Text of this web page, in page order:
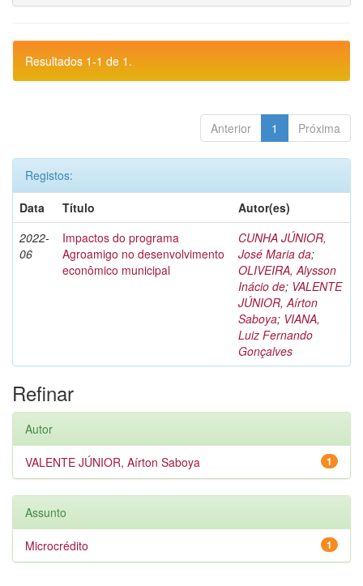
Resultados 1-1 de 1.
Anterior 1 Próxima
Registos:
Data
Título
Autor(es)
2022-
06
Impactos do programa
Agroamigo no desenvolvimento
econômico municipal
CUNHA JÚNIOR,
José Maria da;
OLIVEIRA, Alysson
Inácio de; VALENTE
JÚNIOR, Aírton
Saboya; VIANA,
Luiz Fernando
Gonçalves
Refinar
Autor
1
VALENTE JÚNIOR, Aírton Saboya
Assunto
1
Microcrédito